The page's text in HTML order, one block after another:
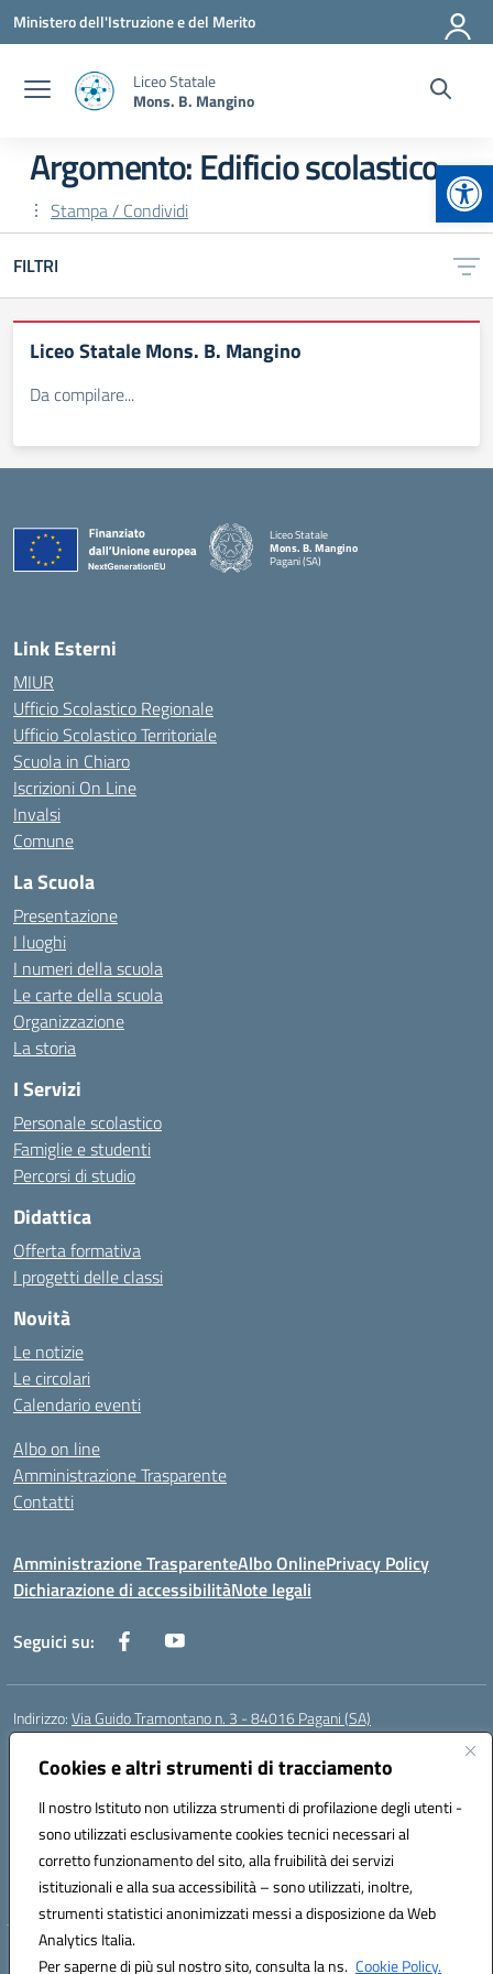
Cookies e altri strumenti di tracciamento
Il nostro Istituto non utilizza strumenti di profilazione degli utenti -
sono utilizzati esclusivamente cookies tecnici necessari al
corretto funzionamento del sito, alla fruibilità dei servizi
istituzionali e alla sua accessibilità – sono utilizzati, inoltre,
strumenti statistici anonimizzati messi a disposizione da Web
Analytics Italia.
Per saperne di più sul nostro sito, consulta la ns. Cookie Policy.
Vai ai contenuti
Vai al menu di navigazione
Vai al footer
Ministero dell'Istruzione e del Merito
Liceo Statale
Mons. B. Mangino
Argomento: Edificio scolastico
Stampa / Condividi
FILTRI
Liceo Statale Mons. B. Mangino
Da compilare...
Liceo Statale
Mons. B. Mangino
Pagani (SA)
— Visita la pagina iniziale della scuola
Link Esterni
MIUR
Ufficio Scolastico Regionale
Ufficio Scolastico Territoriale
Scuola in Chiaro
Iscrizioni On Line
Invalsi
Comune
La Scuola
Presentazione
I luoghi
I numeri della scuola
Le carte della scuola
Organizzazione
La storia
I Servizi
Personale scolastico
Famiglie e studenti
Percorsi di studio
Didattica
Offerta formativa
I progetti delle classi
Novità
Le notizie
Le circolari
Calendario eventi
Albo on line
Amministrazione Trasparente
Contatti
Amministrazione TrasparenteAlbo OnlinePrivacy Policy
Dichiarazione di accessibilitàNote legali
Seguici su:
Indirizzo:Via Guido Tramontano n. 3 - 84016 Pagani (SA)
Centralino:
Posta elettronica certificata (PEC):saps08000t@pec.istruzione.it
Codice fiscale: 80022400651
Codice meccanografico:SAPS08000T
Codice Indice delle Pubbliche Amministrazioni (IPA): istsc_saps08000t
Codice unico di fatturazione (CUF): UFC29W
Hosting & Powered by 3D Solution S.r.l.